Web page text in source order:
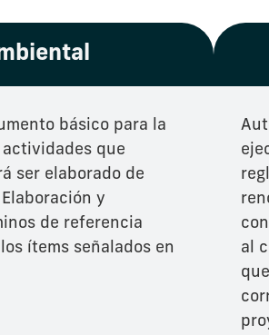
básico para la
que
ser elaborado de
y
de referencia
ítems señalados en
al